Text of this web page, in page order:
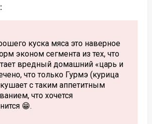
куска мяса это наверное
эконом сегмента из тех, что
вредный домашний «царь и
что только Гурмэ (курица
с таким аппетитным
что хочется
😁.